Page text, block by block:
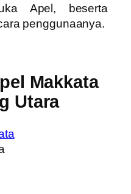
Apel, beserta
penggunaanya.
Makkata
Utara